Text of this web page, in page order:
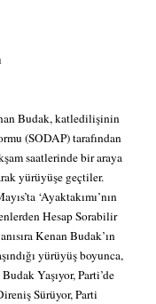
Budak, katledilişinin
(SODAP) tarafından
saatlerinde bir araya
yürüyüşe geçtiler.
‘Ayaktakımı’nın
Hesap Sorabilir
Kenan Budak’ın
yürüyüş boyunca,
Yaşıyor, Parti’de
Sürüyor, Parti